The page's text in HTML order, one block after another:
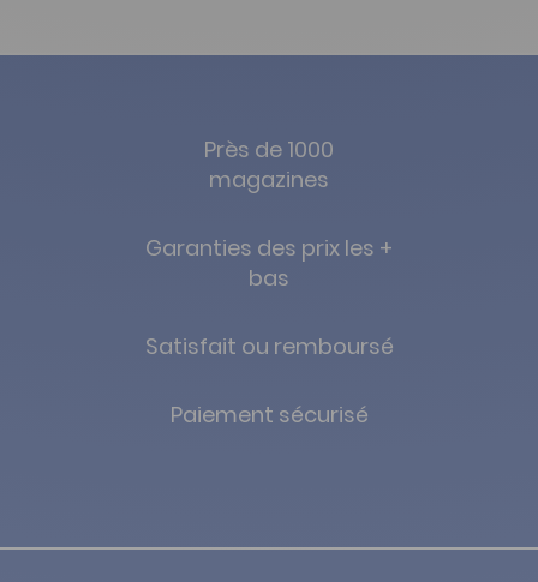
Près de 1000
magazines
Garanties des prix les +
bas
Satisfait ou remboursé
Paiement sécurisé